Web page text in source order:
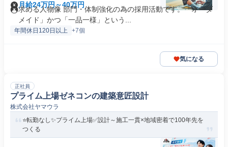
月給24万円～40万円
求める人物像 部門・体制強化の為の採用活動です。「オーダ
メイド」かつ「一品一様」という...
年間休日120日以上 +7個
気になる
正社員
プライム上場ゼネコンの建築意匠設計
株式会社ヤマウラ
⭐転勤なし✨プライム上場✅設計～施工一貫×地域密着で100年先を
つくる